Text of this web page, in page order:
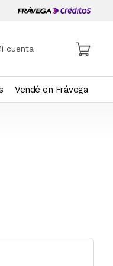
cuenta
Vendé en Frávega